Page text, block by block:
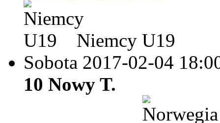
Niemcy U19
Sobota 2017-02-04
10 Nowy T.